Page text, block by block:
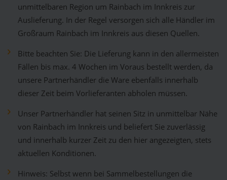
unmittelbaren Region um Rainbach im Innkreis zur
Auslieferung. In der Regel versorgen sich alle Händler im
Großraum Rainbach im Innkreis aus diesen Quellen.
Bitte beachten Sie: Die Lieferung kann in den allermeisten
Fällen bis max. 4 Wochen im Voraus bestellt werden, da
unsere Partnerhändler die Ware ebenfalls innerhalb
dieser Zeit beim Vorlieferanten abholen müssen.
Unser Partnerhändler hat seinen Sitz in unmittelbar Nähe
von Rainbach im Innkreis und beliefert Sie zuverlässig
und innerhalb kurzer Zeit zu den hier angezeigten, stets
aktuellen Konditionen.
Hinweis: Selbst wenn bei Sammelbestellungen die